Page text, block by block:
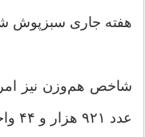
هفته جاری سبزپوش
عدد ۹۲۱ هزار و ۴۴ واحد ایستاد.